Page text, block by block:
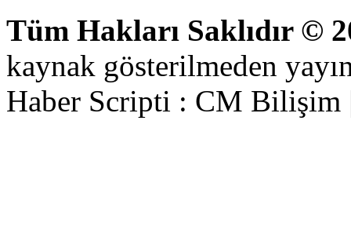
Tüm Hakları Saklıdır ©
kaynak gösterilmeden
Haber Scripti : CM Bilişim